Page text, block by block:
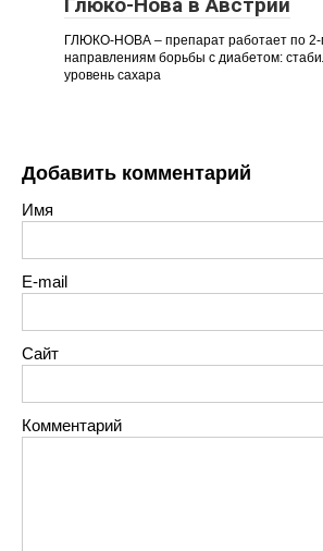
ГЛЮКО-НОВА – препарат работает по
направлениям борьбы с диабетом:
уровень сахара
Добавить комментарий
Имя
E-mail
Сайт
Комментарий